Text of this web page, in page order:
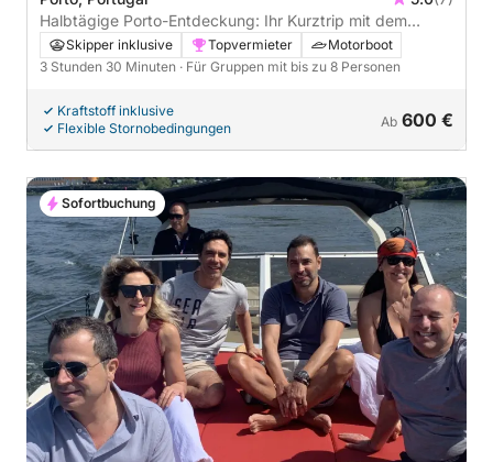
Halbtägige Porto-Entdeckung: Ihr Kurztrip mit dem
Motorboot
Skipper inklusive Topvermieter
Motorboot
3 Stunden 30 Minuten · Für Gruppen mit bis zu 8 Personen
Kraftstoff inklusive
Flexible Stornobedingungen
Ab 600 €
Sofortbuchung